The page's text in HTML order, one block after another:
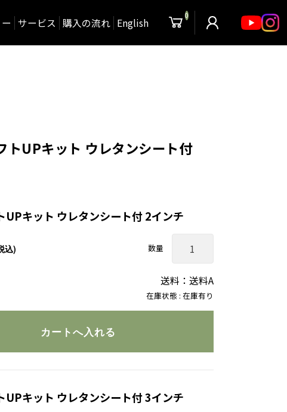
サービス 購入の流れ English
0
トUPキット ウレタンシート付
UPキット ウレタンシート付 2インチ
在庫状態 : 在庫有り
込) 数量
送料：送料A
UPキット ウレタンシート付 3インチ